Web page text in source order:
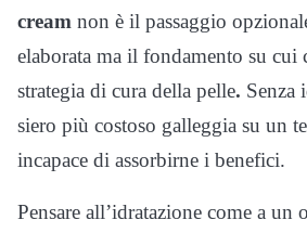
cream non è il passaggio
elaborata ma il fondamento su cui
strategia di cura della pelle. Senza
siero più costoso galleggia su un
incapace di assorbirne i benefici.
Pensare all’idratazione come a un